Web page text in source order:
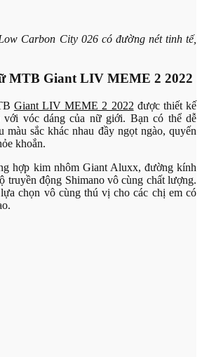
Carbon City 026 có đường nét tinh tế,
MTB Giant LIV MEME 2 2022
Giant LIV MEME 2 2022 được thiết kế
vóc dáng của nữ giới. Bạn có thể dễ
màu sắc khác nhau đầy ngọt ngào, quyến
khoắn.
hợp kim nhôm Giant Aluxx, đường kính
truyền động Shimano vô cùng chất lượng.
chọn vô cùng thú vị cho các chị em có